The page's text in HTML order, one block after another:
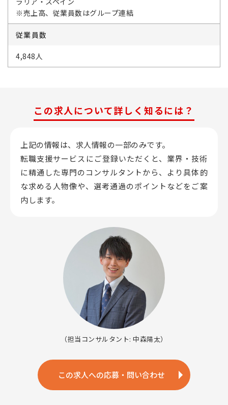
※売上高、従業員数はグループ連結
従業員数
4,848人
この求人について詳しく知るには？
上記の情報は、求人情報の一部のみです。
転職支援サービスにご登録いただくと、業界・技術
に精通した専門のコンサルタントから、 より具体的
な求める人物像や、選考通過のポイントなどをご案
内します。
（担当コンサルタント: 中森陽太）
この求人への応募・問い合わせ